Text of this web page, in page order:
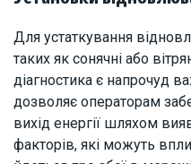
Для устаткування
таких як сонячні або
діагностика є напрочуд
дозволяє операторам
вихід енергії шляхом
факторів, які можуть